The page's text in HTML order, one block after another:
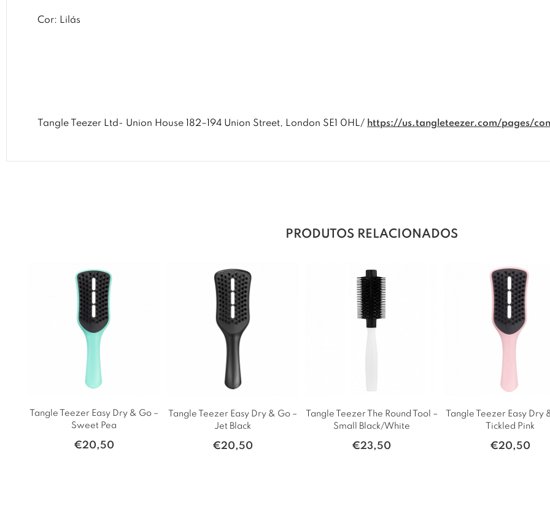
Cor: Lilás
Tangle Teezer Ltd- Union House 182–194 Union Street, London SE1 0HL/ https://us.tangleteezer.com/pages/
PRODUTOS RELACIONADOS
Tangle Teezer Easy Dry & Go –
Sweet Pea
€20,50
Tangle Teezer Easy Dry & Go –
Jet Black
€20,50
Tangle Teezer The Round Tool –
Small Black/White
€23,50
Tangle Teezer Easy Dry
Tickled Pink
€20,50